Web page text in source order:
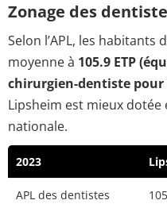
Zonage des
Selon l’APL, les habitants
moyenne à 105.9 ETP
chirurgien-dentiste pour
Lipsheim est mieux
nationale.
2023
APL des dentistes